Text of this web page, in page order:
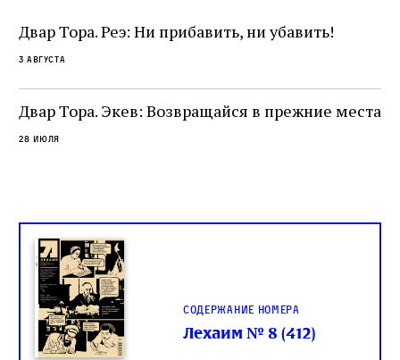
Двар Тора. Реэ: Ни прибавить, ни убавить!
3 августа
Двар Тора. Экев: Возвращайся в прежние места
28 июля
Содержание номера
Лехаим № 8 (412)